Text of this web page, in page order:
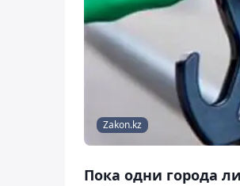
Zakon.kz
Пока одни города